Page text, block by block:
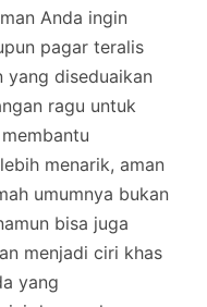
Anda ingin
pagar teralis
yang diseduaikan
ragu untuk
menarik, aman
umumnya bukan
bisa juga
menjadi ciri khas
yang